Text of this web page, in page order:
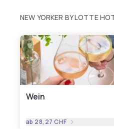
NEW YORKER BY LOTTE
Wein
ab 28,27 CHF